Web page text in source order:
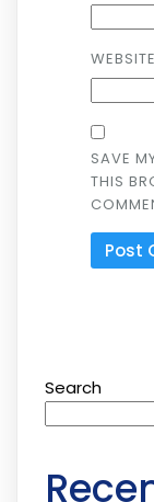
WEBSITE
SAVE
THIS
Search